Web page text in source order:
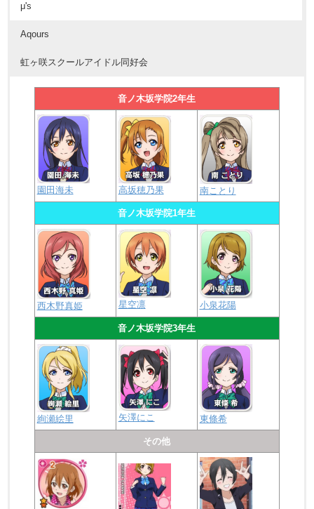
μ's
Aqours
虹ヶ咲スクールアイドル同好会
音ノ木坂学院2年生
園田海未 高坂穂乃果 南ことり
音ノ木坂学院1年生
西木野真姫 星空凛 小泉花陽
音ノ木坂学院3年生
絢瀬絵里 矢澤にこ 東條希
その他